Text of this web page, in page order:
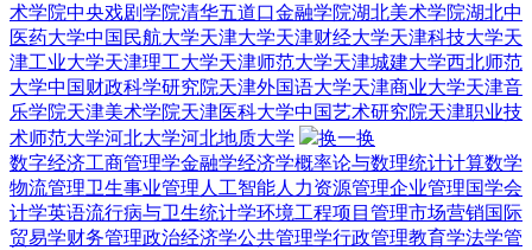
术学院中央戏剧学院清华五道口金融学院湖北美术学院湖北中
医药大学中国民航大学天津大学天津财经大学天津科技大学天
津工业大学天津理工大学天津师范大学天津城建大学西北师范
大学中国财政科学研究院天津外国语大学天津商业大学天津音
乐学院天津美术学院天津医科大学中国艺术研究院天津职业技
术师范大学河北大学河北地质大学
换一换
数字经济工商管理学金融学经济学概率论与数理统计计算数学
物流管理卫生事业管理 人工智能人力资源管理企业管理国学会
计学英语流行病与卫生统计学环境工程项目管理市场营销国际
贸易学财务管理政治经济学公共管理学行政管理教育学法学管